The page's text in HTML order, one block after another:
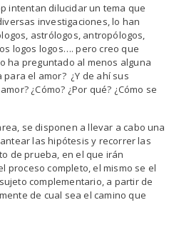
intentan dilucidar un tema que
investigaciones, lo han
astrólogos, antropólogos,
logos logos…. pero creo que
ha preguntado al menos alguna
el amor? ¿Y de ahí sus
¿Cómo? ¿Por qué? ¿Cómo se
se disponen a llevar a cabo una
las hipótesis y recorrer las
de prueba, en el que irán
proceso completo, el mismo se el
complementario, a partir de
de cual sea el camino que